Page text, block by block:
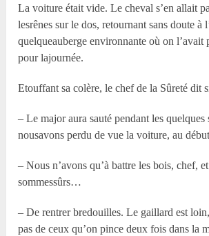
La voiture était vide. Le cheval s’en allait
lesrênes sur le dos, retournant sans doute à
quelqueauberge environnante où on l’avait
pour lajournée.
Etouffant sa colère, le chef de la Sûreté dit
– Le major aura sauté pendant les quelques
nousavons perdu de vue la voiture, au
– Nous n’avons qu’à battre les bois, chef,
sommessûrs…
– De rentrer bredouilles. Le gaillard est
pas de ceux qu’on pince deux fois dans la